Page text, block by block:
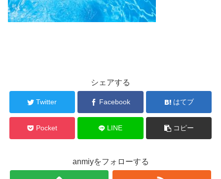
シェアする
Twitter Facebook はてブ
Pocket LINE コピー
anmiyをフォローする